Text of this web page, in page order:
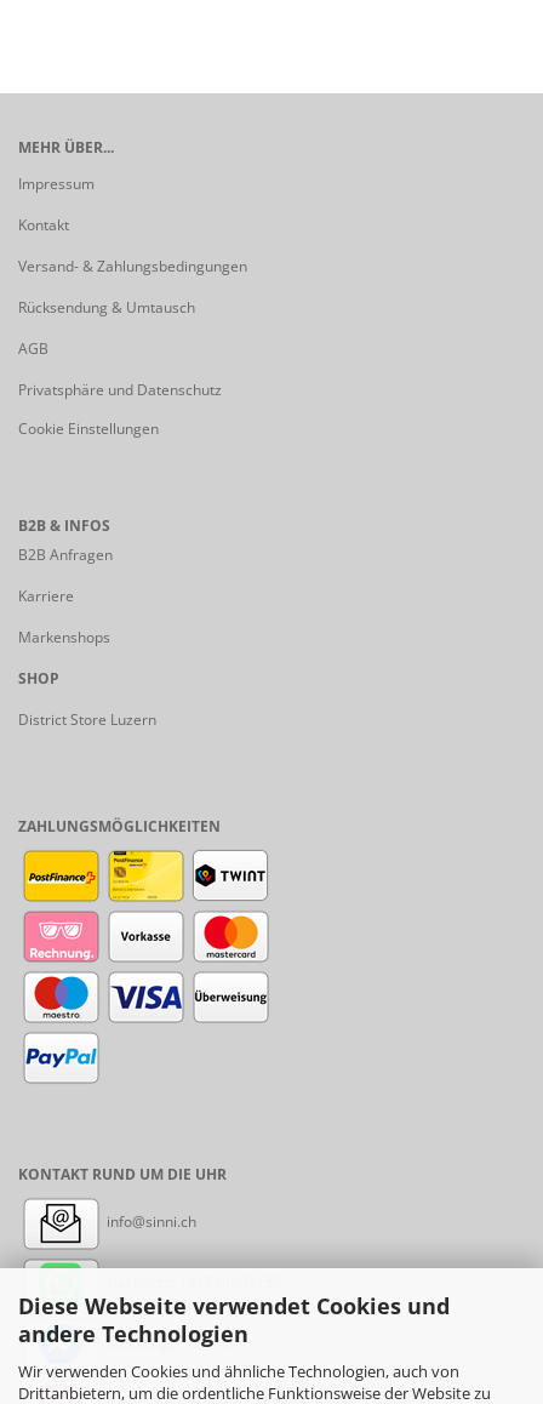
Diese Webseite verwendet Cookies und
andere Technologien
Wir verwenden Cookies und ähnliche Technologien, auch von
Drittanbietern, um die ordentliche Funktionsweise der Website zu
MEHR ÜBER...
Impressum
Kontakt
Versand- & Zahlungsbedingungen
Rücksendung & Umtausch
AGB
Privatsphäre und Datenschutz
Cookie Einstellungen
B2B & INFOS
B2B Anfragen
Karriere
Markenshops
SHOP
District Store Luzern
ZAHLUNGSMÖGLICHKEITEN
KONTAKT RUND UM DIE UHR
info@sinni.ch
Messenger: sinni.ch